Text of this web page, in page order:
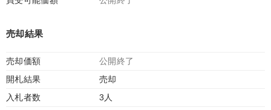
売却結果
売却価額
公開終了
開札結果
売却
入札者数
3人